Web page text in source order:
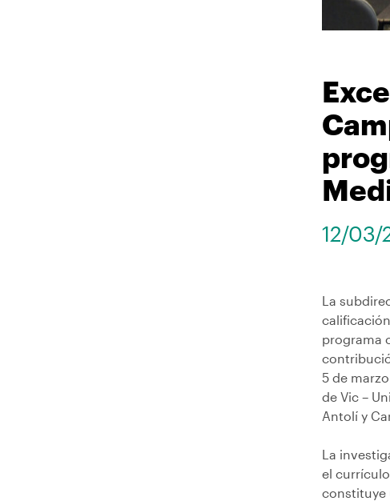
12/03/
La
programa
5 de
de Vic –
Antolí y
La
el
constituye